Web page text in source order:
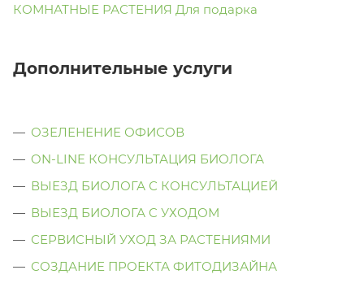
КОМНАТНЫЕ РАСТЕНИЯ Для подарка
Дополнительные услуги
ОЗЕЛЕНЕНИЕ ОФИСОВ
ON-LINE КОНСУЛЬТАЦИЯ БИОЛОГА
ВЫЕЗД БИОЛОГА С КОНСУЛЬТАЦИЕЙ
ВЫЕЗД БИОЛОГА C УХОДОМ
СЕРВИСНЫЙ УХОД ЗА РАСТЕНИЯМИ
СОЗДАНИЕ ПРОЕКТА ФИТОДИЗАЙНА